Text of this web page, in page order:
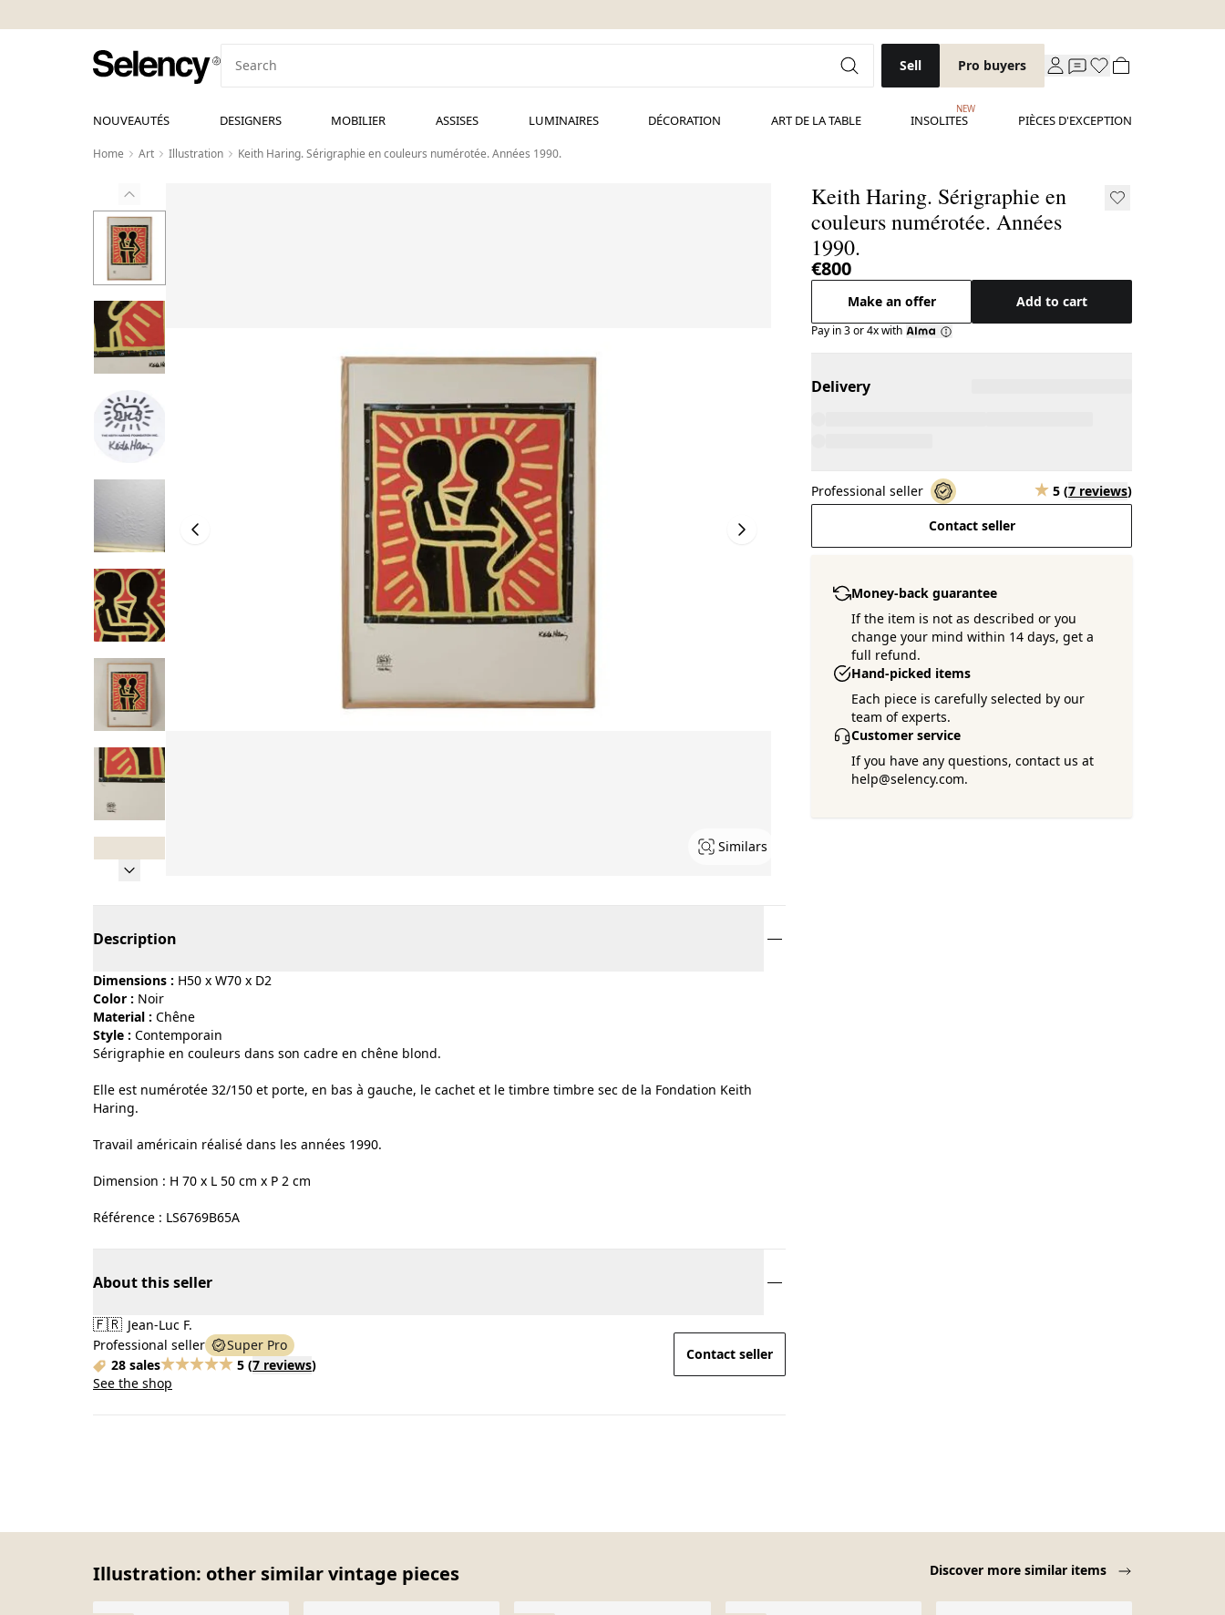
Sell Pro buyers
NOUVEAUTÉS DESIGNERS MOBILIER ASSISES LUMINAIRES DÉCORATION ART DE LA TABLE INSOLITES
NEW
PIÈCES D'EXCEPTION
Home Art Illustration Keith Haring. Sérigraphie en couleurs numérotée. Années 1990.
Similars
Keith Haring. Sérigraphie en
couleurs numérotée. Années
1990.
€800
Make an offer Add to cart
Pay in 3 or 4x with
Delivery
Professional seller 5 (7 reviews)
Contact seller
Money-back guarantee
If the item is not as described or you
change your mind within 14 days, get a
full refund.
Hand-picked items
Each piece is carefully selected by our
team of experts.
Customer service
If you have any questions, contact us at
help@selency.com.
Description
Dimensions : H50 x W70 x D2
Color :
noir
Material :
chêne
Style :
contemporain
Sérigraphie en couleurs dans son cadre en chêne blond.
Elle est numérotée 32/150 et porte, en bas à gauche, le cachet et le timbre timbre sec de la Fondation Keith
Haring.
Travail américain réalisé dans les années 1990.
Dimension : H 70 x L 50 cm x P 2 cm
Référence : LS6769B65A
About this seller
🇫🇷 Jean-Luc F.
Professional seller
Super Pro
28 sales
5 (7 reviews)
See the shop
Contact seller
Illustration: other similar vintage pieces Discover more similar items